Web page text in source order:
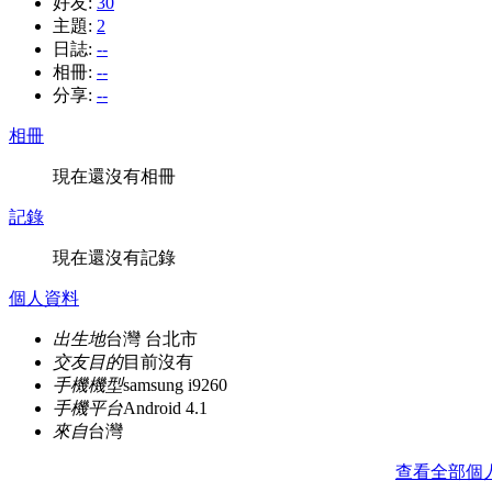
主題: 2
日誌: --
相冊: --
分享: --
相冊
現在還沒有相冊
記錄
現在還沒有記錄
個人資料
出生地台灣 台北市
交友目的目前沒有
手機機型samsung i9260
手機平台Android 4.1
來自台灣
查看全部個